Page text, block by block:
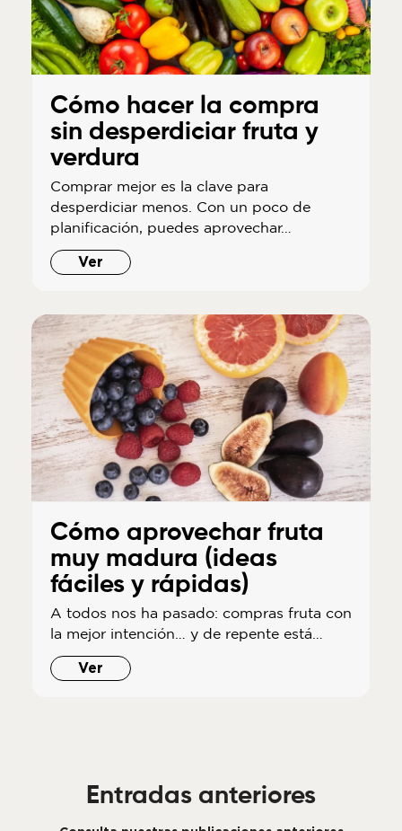
Cómo hacer la compra
sin desperdiciar fruta y
verdura
Comprar mejor es la clave para
desperdiciar menos. Con un poco de
planificación, puedes aprovechar…
Ver
Cómo aprovechar fruta
muy madura (ideas
fáciles y rápidas)
A todos nos ha pasado: compras fruta con
la mejor intención… y de repente está…
Ver
Entradas anteriores